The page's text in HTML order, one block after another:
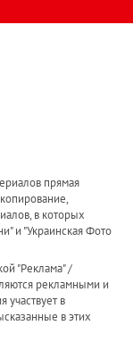
прямая
в которых
и "Украинская Фото
"Реклама" /
рекламными и
участвует в
в этих